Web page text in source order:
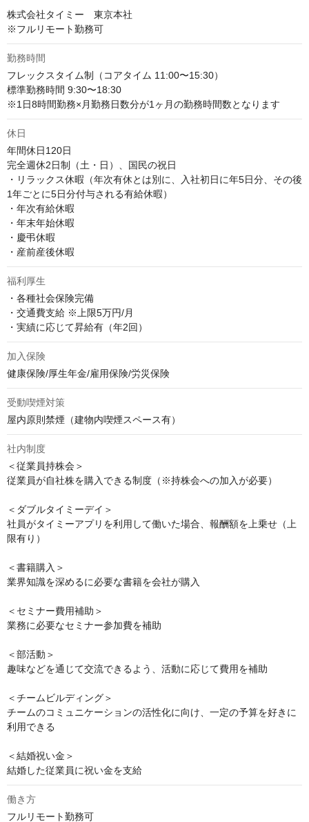
株式会社タイミー　東京本社
※フルリモート勤務可
勤務時間
フレックスタイム制（コアタイム 11:00〜15:30）
標準勤務時間 9:30〜18:30
※1日8時間勤務×月勤務日数分が1ヶ月の勤務時間数となります
休日
年間休日120日
完全週休2日制（土・日）、国民の祝日
・リラックス休暇（年次有休とは別に、入社初日に年5日分、その後
1年ごとに5日分付与される有給休暇）
・年次有給休暇
・年末年始休暇
・慶弔休暇
・産前産後休暇
福利厚生
・各種社会保険完備
・交通費支給 ※上限5万円/月
・実績に応じて昇給有（年2回）
加入保険
健康保険/厚生年金/雇用保険/労災保険
受動喫煙対策
屋内原則禁煙（建物内喫煙スペース有）
社内制度
＜従業員持株会＞
従業員が自社株を購入できる制度（※持株会への加入が必要）
＜ダブルタイミーデイ＞
社員がタイミーアプリを利用して働いた場合、報酬額を上乗せ（上
限有り）
＜書籍購入＞
業界知識を深めるに必要な書籍を会社が購入
＜セミナー費用補助＞
業務に必要なセミナー参加費を補助
＜部活動＞
趣味などを通じて交流できるよう、活動に応じて費用を補助
＜チームビルディング＞
チームのコミュニケーションの活性化に向け、一定の予算を好きに
利用できる
＜結婚祝い金＞
結婚した従業員に祝い金を支給
働き方
フルリモート勤務可